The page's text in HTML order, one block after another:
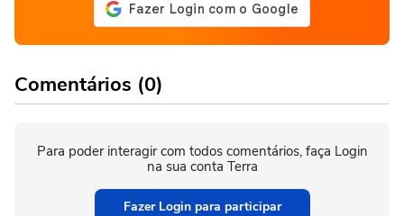
Comentários (0)
Para poder interagir com todos comentários, faça Login
na sua conta Terra
Fazer Login para participar